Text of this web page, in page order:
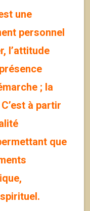
une
personnel
l’attitude
; la
C’est à partir
que